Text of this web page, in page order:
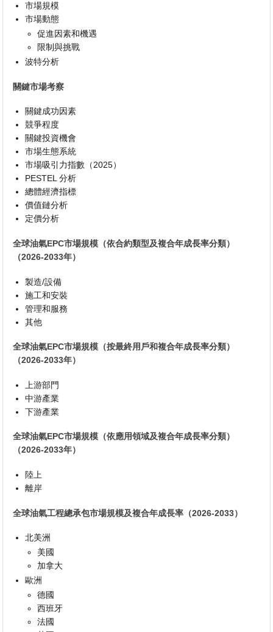
市場規模
市場動態
促進因素和機遇
限制與挑戰
波特分析
關鍵市場考察
關鍵成功因素
競爭程度
關鍵投資機會
市場生態系統
市場吸引力指數（2025）
PESTEL 分析
總體經濟指標
價值鏈分析
定價分析
全球油氣EPC市場規模（依合約類型及複合年成長率分類）
（2026-2033年）
製造/設備
施工和安裝
管理和服務
其他
全球油氣EPC市場規模（按最終用戶和複合年成長率分類）
（2026-2033年）
上游部門
中游產業
下游產業
全球油氣EPC市場規模（依應用領域及複合年成長率分類）
（2026-2033年）
陸上
離岸
全球油氣工程總承包市場規模及複合年成長率（2026-2033）
北美洲
美國
加拿大
歐洲
德國
西班牙
法國